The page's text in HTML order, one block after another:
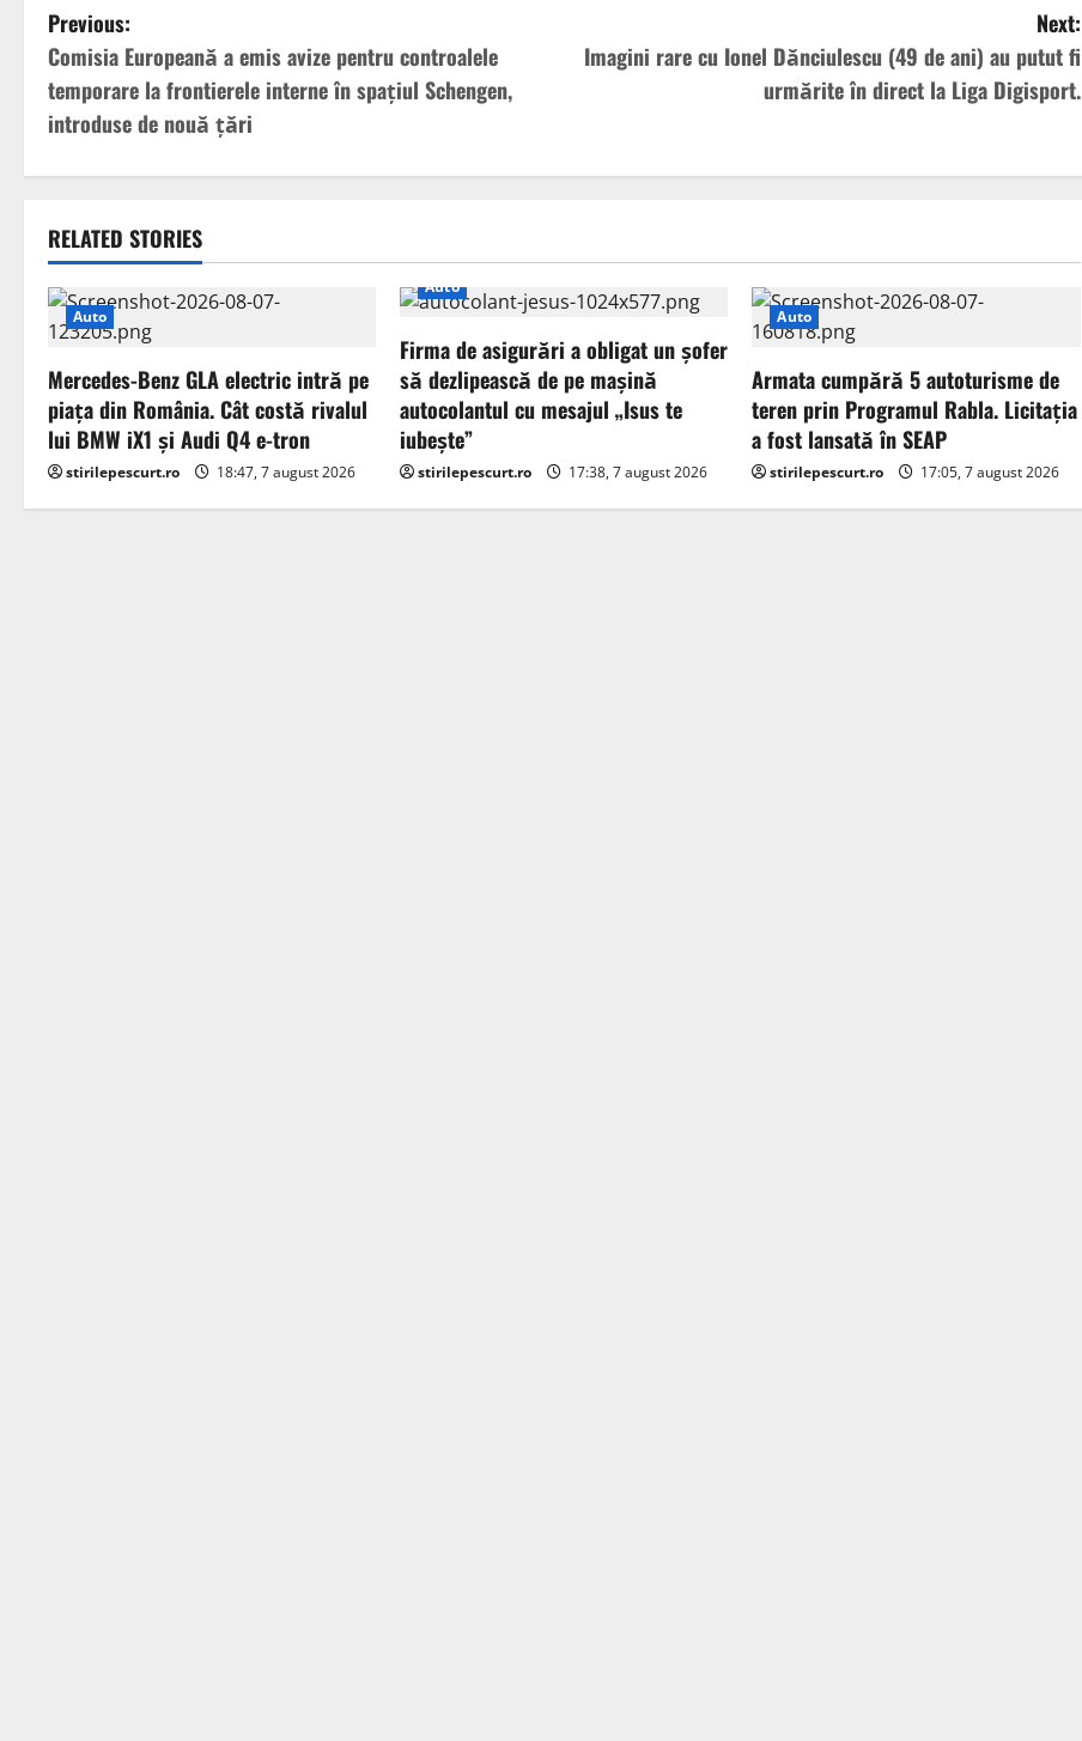
P
o
s
t
n
a
v
i
g
a
Previous:
Comisia Europeană a emis avize pentru controalele
temporare la frontierele interne în spațiul Schengen,
introduse de nouă țări
Next:
Imagini rare cu Ionel Dănciulescu (49 de ani) au putut fi
urmărite în direct la Liga Digisport.
RELATED STORIES
Auto
Mercedes-Benz GLA electric intră pe
piața din România. Cât costă rivalul
lui BMW iX1 și Audi Q4 e-tron
stirilepescurt.ro 18:47, 7 august 2026
Auto
Firma de asigurări a obligat un șofer
să dezlipească de pe mașină
autocolantul cu mesajul „Isus te
iubește”
stirilepescurt.ro 17:38, 7 august 2026
Auto
Armata cumpără 5 autoturisme de
teren prin Programul Rabla. Licitația
a fost lansată în SEAP
stirilepescurt.ro 17:05, 7 august 2026